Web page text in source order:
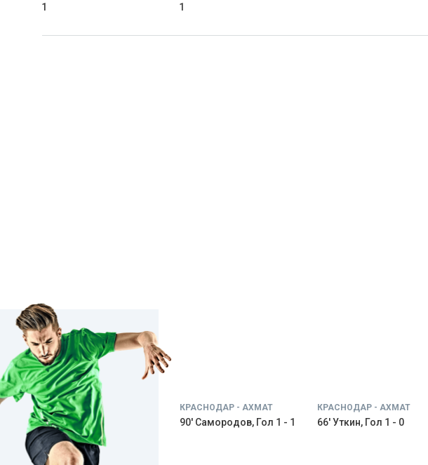
1
1
КРАСНОДАР - АХМАТ
90' Самородов, Гол 1 - 1
КРАСНОДАР - АХМАТ
66' Уткин, Гол 1 - 0